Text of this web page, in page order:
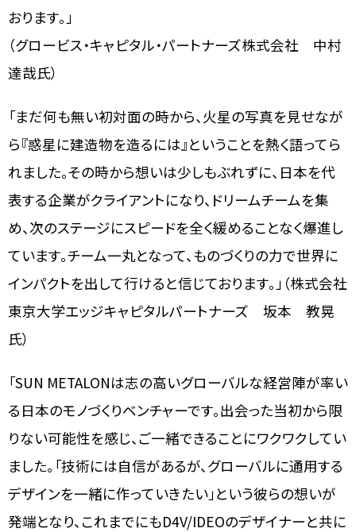
おります。」
（グロービス・キャピタル・パートナーズ株式会社 中村
達哉氏）
「まだ何も無い初対面の時から、火星の写真を見せなが
ら『惑星に建造物を造るには』ということを熱く語ってら
れました。その時から想いは少しもぶれずに、日本を代
表する企業がクライアントになり、ドリームチームを集
め、次のステージにスピードを全く緩めることなく爆進し
ています。チーム一丸となって、ものづくりの力で世界に
インパクトを出して行けると信じております。」（株式会社
東京大学エッジキャピタルパートナーズ 坂本 教晃
氏）
「SUN METALONは志の高いグローバルな経営陣が率い
る日本のモノづくりベンチャーです。出会った当初から限
りない可能性を感じ、ご一緒できることにワクワクしてい
ました。「技術には自信があるが、グローバルに通用する
デザインを一緒に作っていきたい」という彼らの想いが
発端となり、これまでにもD4V/IDEOのデザイナーと共に